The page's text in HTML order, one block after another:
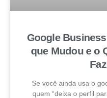
Google
que Mudou e o
Se você ainda usa o
quem “deixa o perfil